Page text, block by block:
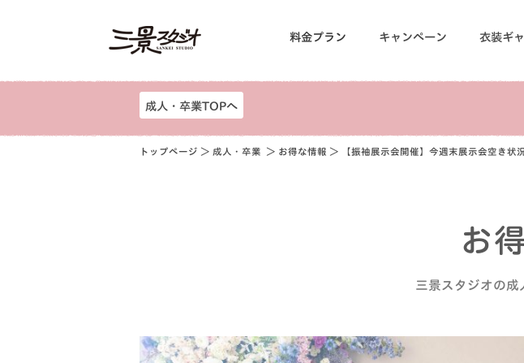
料金プラン キャンペーン 衣装ギ
成人・卒業TOPへ
トップページ ＞ 成人・卒業 ＞ お得な情報 ＞ 【振袖展示会開催】今週末展示会空き状
お
三景スタジオの